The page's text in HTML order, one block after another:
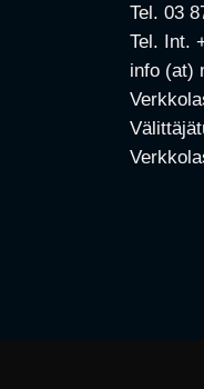
Tel. 03
Tel. Int.
info (at)